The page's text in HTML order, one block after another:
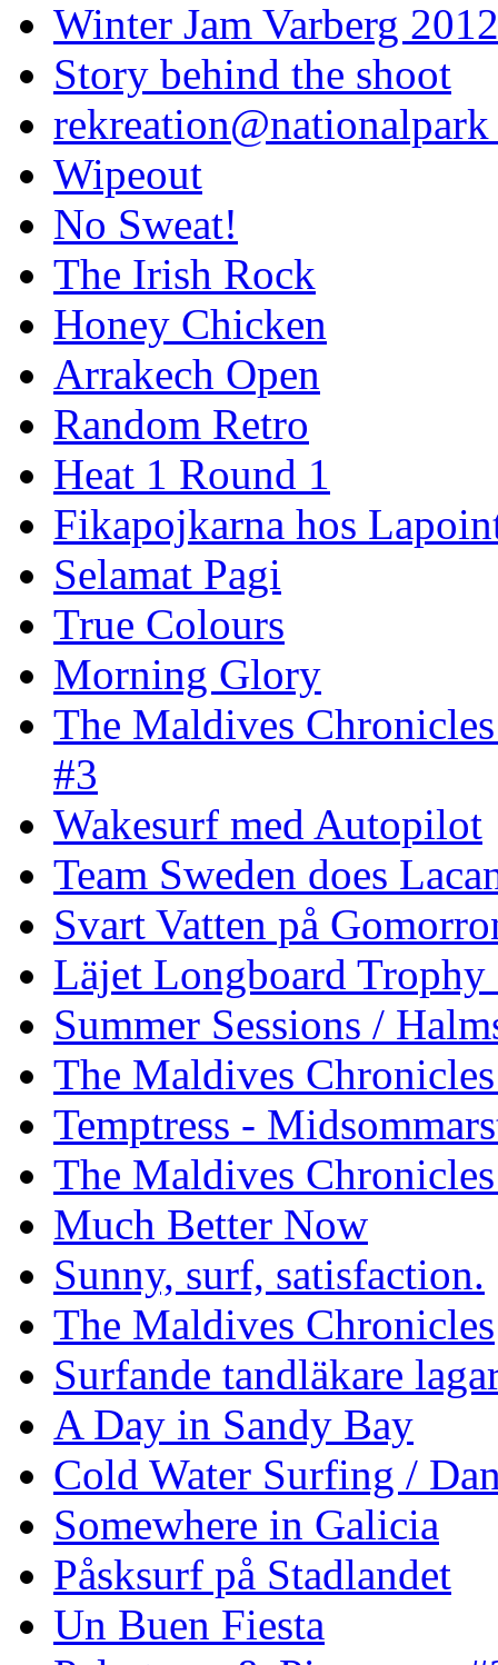
Winter Jam Varberg 2012
Story behind the shoot
rekreation@nationalpark
Wipeout
No Sweat!
The Irish Rock
Honey Chicken
Arrakech Open
Random Retro
Heat 1 Round 1
Fikapojkarna hos
Selamat Pagi
True Colours
Morning Glory
The Maldives
#3
Wakesurf med Autopilot
Team Sweden does
Svart Vatten på
Läjet Longboard
Summer Sessions /
The Maldives
Temptress -
The Maldives
Much Better Now
Sunny, surf, satisfaction.
The Maldives Chronicles
Surfande tandläkare
A Day in Sandy Bay
Cold Water Surfing /
Somewhere in Galicia
Påsksurf på Stadlandet
Un Buen Fiesta